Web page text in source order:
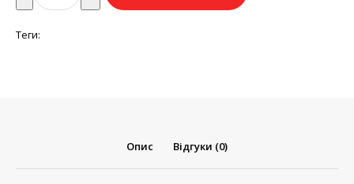
Теги:
Опис Відгуки (0)